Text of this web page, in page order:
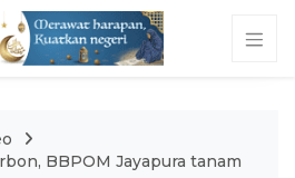
BBPOM Jayapura tanam